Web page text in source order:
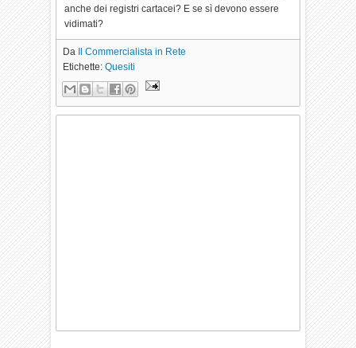
anche dei registri cartacei? E se sì devono essere
vidimati?
Da
Il Commercialista in Rete
Etichette:Quesiti